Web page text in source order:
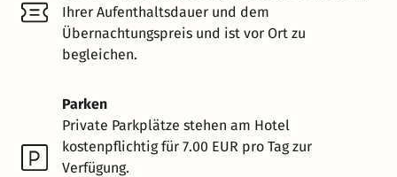
Ihrer Aufenthaltsdauer und dem
Übernachtungspreis und ist vor Ort zu
begleichen.
Parken
Private Parkplätze stehen am Hotel
kostenpflichtig für 7.00 EUR pro Tag zur
Verfügung.